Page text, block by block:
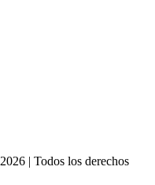
2026 |Todos los derechos